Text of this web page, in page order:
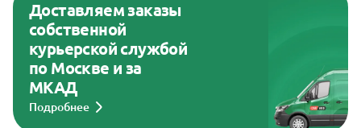
Доставляем заказы
собственной
курьерской службой
по Москве и за
МКАД
Подробнее